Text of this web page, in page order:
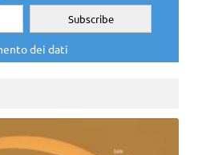
dei dati